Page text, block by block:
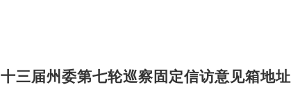
十三届州委第七轮巡察固定信访意见箱地址